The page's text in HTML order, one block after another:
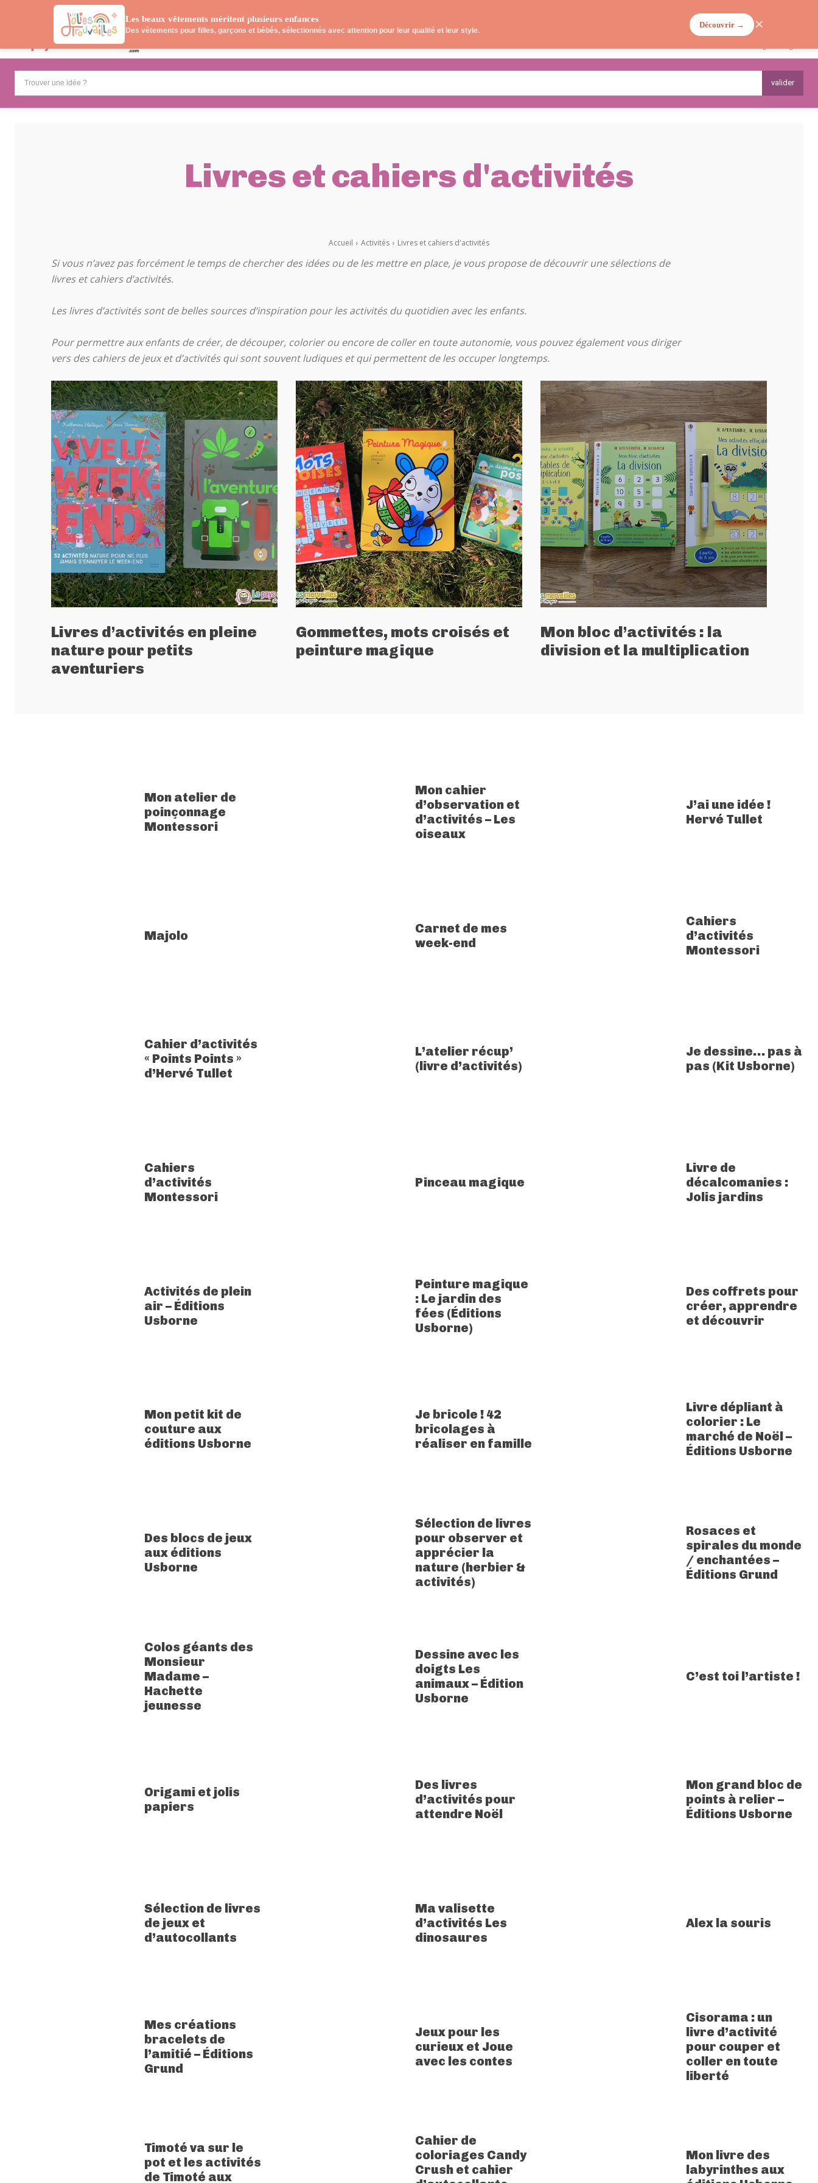
ACTIVITÉS NOS LECTURES JEUX SORTIES PLANTES
Trouver une idée ? valider
Livres et cahiers d'activités
Accueil Activités Livres et cahiers d'activités
Si vous n’avez pas forcément le temps de chercher des idées ou de les mettre en place, je vous propose de découvrir une sélections de
livres et cahiers d’activités.
Les livres d’activités sont de belles sources d’inspiration pour les activités du quotidien avec les enfants.
Pour permettre aux enfants de créer, de découper, colorier ou encore de coller en toute autonomie, vous pouvez également vous diriger
vers des cahiers de jeux et d’activités qui sont souvent ludiques et qui permettent de les occuper longtemps.
Livres d’activités en pleine
nature pour petits
aventuriers
Gommettes, mots croisés et
peinture magique
Mon bloc d’activités : la
division et la multiplication
Mon atelier de
poinçonnage
Montessori
Mon cahier
d’observation et
d’activités – Les
oiseaux
J’ai une idée !
Hervé Tullet
Majolo
Carnet de mes
week-end
Cahiers
d’activités
Montessori
Cahier d’activités
« Points Points »
d’Hervé Tullet
L’atelier récup’
(livre d’activités)
Je dessine… pas à
pas (Kit Usborne)
Cahiers
d’activités
Montessori
Pinceau magique
Livre de
décalcomanies :
Jolis jardins
Activités de plein
air – Éditions
Usborne
Peinture magique
: Le jardin des
fées (Éditions
Usborne)
Des coffrets pour
créer, apprendre
et découvrir
Mon petit kit de
couture aux
éditions Usborne
Je bricole ! 42
bricolages à
réaliser en famille
Livre dépliant à
colorier : Le
marché de Noël –
Éditions Usborne
Des blocs de jeux
aux éditions
Usborne
Sélection de livres
pour observer et
apprécier la
nature (herbier &
activités)
Rosaces et
spirales du monde
/ enchantées –
Éditions Grund
Colos géants des
Monsieur
Madame –
Hachette
jeunesse
Dessine avec les
doigts Les
animaux – Édition
Usborne
C’est toi l’artiste !
Origami et jolis
papiers
Des livres
d’activités pour
attendre Noël
Mon grand bloc de
points à relier –
Éditions Usborne
Sélection de livres
de jeux et
d’autocollants
Ma valisette
d’activités Les
dinosaures
Alex la souris
Mes créations
bracelets de
l’amitié – Éditions
Grund
Jeux pour les
curieux et Joue
avec les contes
Cisorama : un
livre d’activité
pour couper et
coller en toute
liberté
Timoté va sur le
pot et les activités
de Timoté aux
Cahier de
coloriages Candy
Crush et cahier
Mon livre des
labyrinthes aux
Les beaux vêtements méritent plusieurs enfances
Des vêtements pour filles, garçons et bébés, sélectionnés avec attention pour leur qualité et leur style.
Découvrir → ✕